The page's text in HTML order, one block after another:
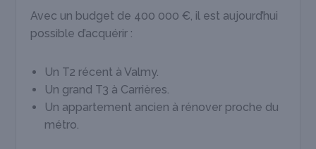
Avec un budget de 400 000 €, il est aujourd’hui
possible d’acquérir :
Un T2 récent à Valmy.
Un grand T3 à Carrières.
Un appartement ancien à rénover proche du
métro.